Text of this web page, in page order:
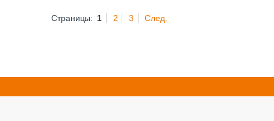
Страницы: 1 2 3 След.